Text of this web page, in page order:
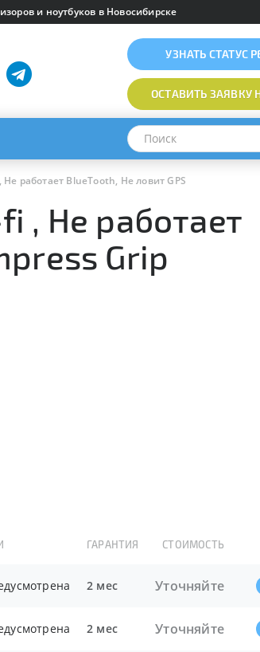
и ноутбуков в Новосибирске
УЗНАТЬ СТАТУС
ОСТАВИТЬ ЗАЯВКУ
работает BlueTooth, Не ловит GPS
, Не работает
Grip
ГАРАНТИЯ СТОИМОСТЬ
2 мес Уточняйте
2 мес Уточняйте